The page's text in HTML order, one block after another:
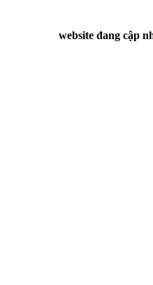
website đang cập